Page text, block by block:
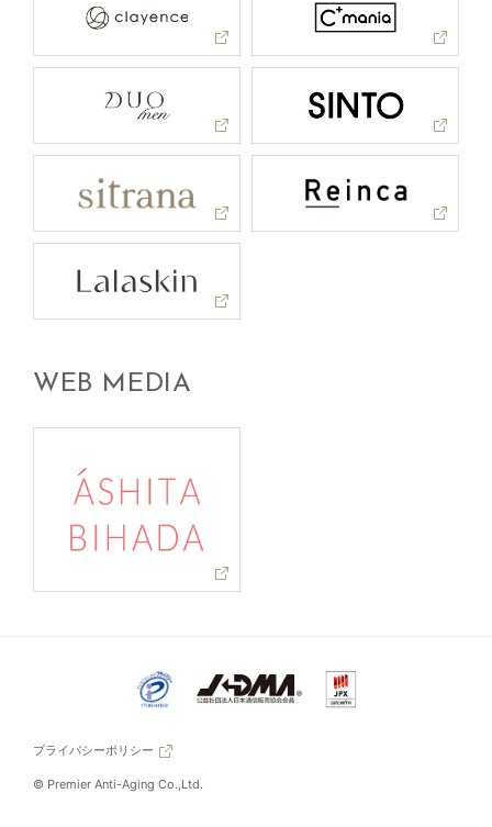
WEB MEDIA
プライバシーポリシー
© Premier Anti-Aging Co.,Ltd.